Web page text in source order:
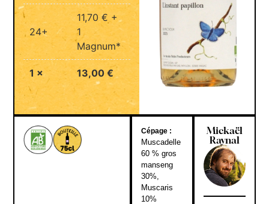
24+
11,70€ +
1
Magnum*
1 × 13,00€
Cépage :
Muscadelle
60 % gros
manseng
30%,
Muscaris
10%
Mickaël
Raynal